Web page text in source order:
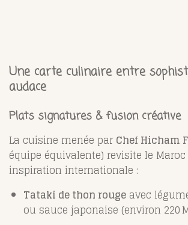
Une carte culinaire entre
audace
Plats signatures & fusion créative
La cuisine menée parChef Hicham
équipe équivalente) revisite le
inspiration internationale :
Tataki de thon rouge avec
ou sauce japonaise (environ 220